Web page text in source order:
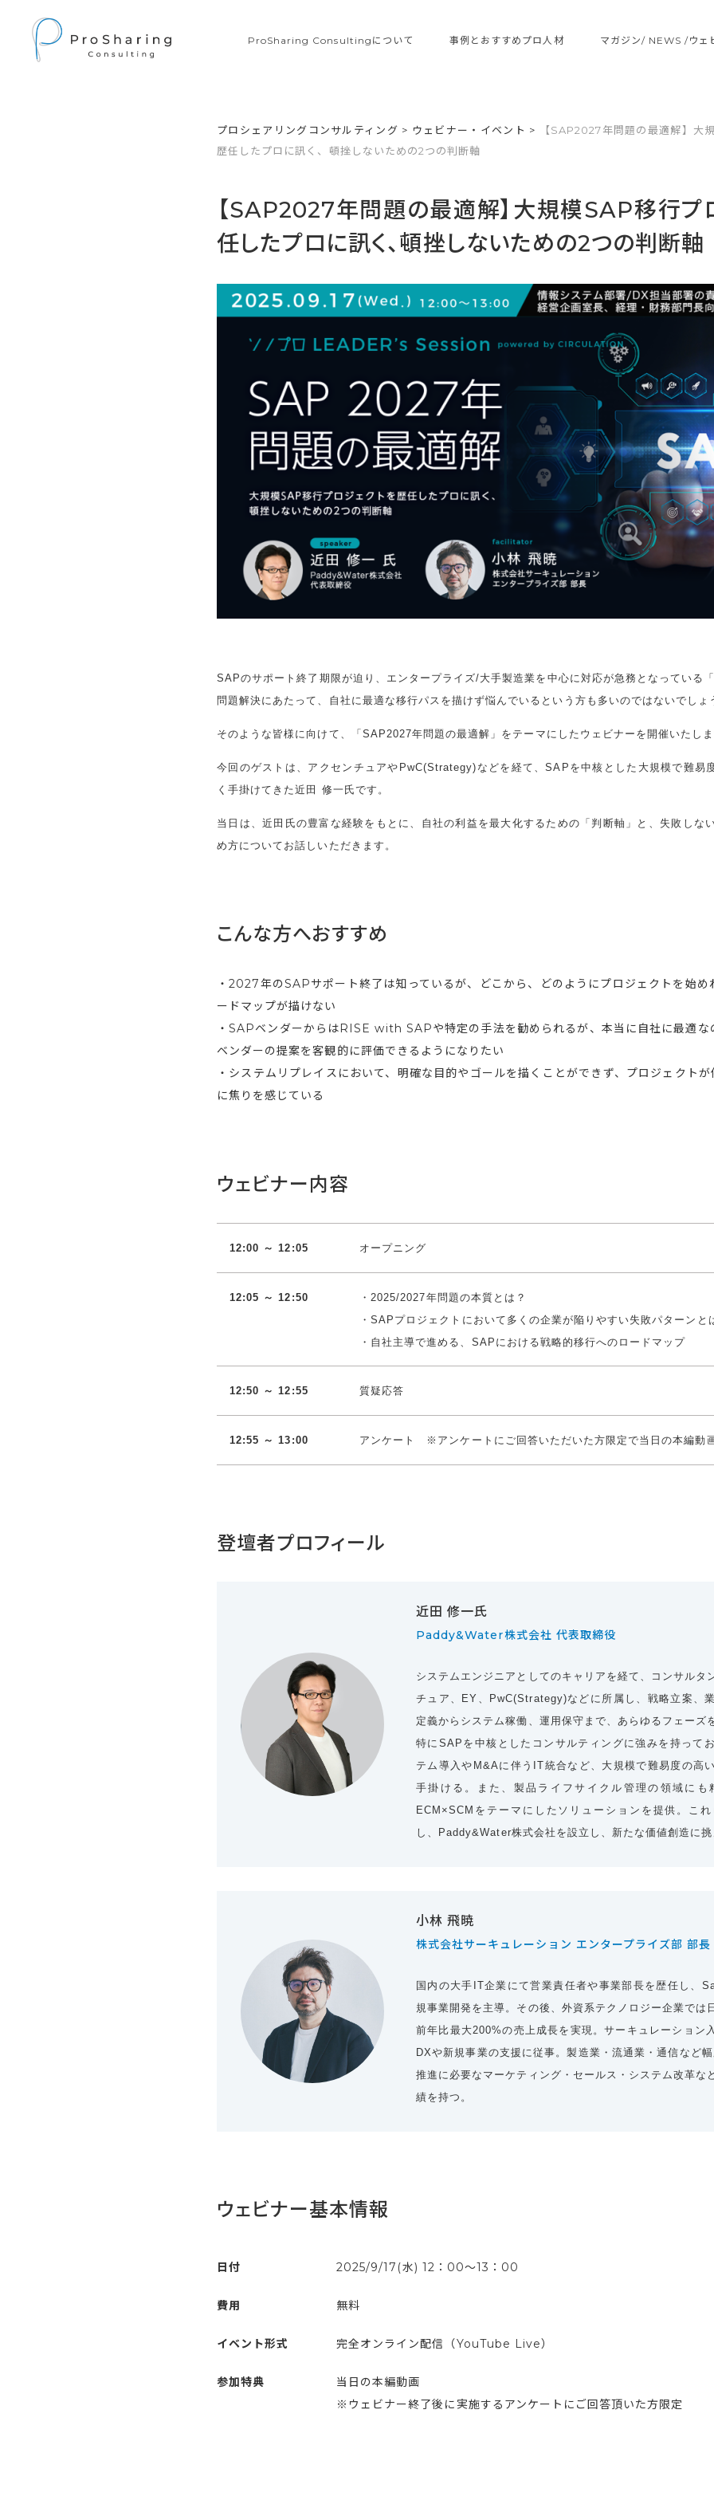
ProSharing Consultingについて 事例とおすすめプロ人材 マガジン/ NEWS /ウェ
プロシェアリングコンサルティング > ウェビナー・イベント >
【SAP2027年問題の最適解】大
歴任したプロに訊く、頓挫しないための2つの判断軸
【SAP2027年問題の最適解】大規模SAP移行プ
任したプロに訊く、頓挫しないための2つの判断軸
SAPのサポート終了期限が迫り、エンタープライズ/大手製造業を中心に対応が急務となっている「
問題解決にあたって、自社に最適な移行パスを描けず悩んでいるという方も多いのではないでしょ
そのような皆様に向けて、「SAP2027年問題の最適解」をテーマにしたウェビナーを開催いたしま
今回のゲストは、アクセンチュアやPwC(Strategy)などを経て、SAPを中核とした大規模で難易
く手掛けてきた近田 修一氏です。
当日は、近田氏の豊富な経験をもとに、自社の利益を最大化するための「判断軸」と、失敗しな
め方についてお話しいただきます。
こんな方へおすすめ
・2027年のSAPサポート終了は知っているが、どこから、どのようにプロジェクトを始め
ードマップが描けない
・SAPベンダーからはRISE with SAPや特定の手法を勧められるが、本当に自社に最適な
ベンダーの提案を客観的に評価できるようになりたい
・システムリプレイスにおいて、明確な目的やゴールを描くことができず、プロジェクト
に焦りを感じている
ウェビナー内容
12:00 ～ 12:05 オープニング
12:05 ～ 12:50
・2025/2027年問題の本質とは？
・SAPプロジェクトにおいて多くの企業が陥りやすい失敗パターンと
・自社主導で進める、SAPにおける戦略的移行へのロードマップ
12:50 ～ 12:55 質疑応答
12:55 ～ 13:00 アンケート ※アンケートにご回答いただいた方限定で当日の本編動
登壇者プロフィール
近田 修一氏
Paddy&Water株式会社 代表取締役
システムエンジニアとしてのキャリアを経て、コンサルタ
チュア、EY、PwC(Strategy)などに所属し、戦略立案、
定義からシステム稼働、運用保守まで、あらゆるフェーズ
特にSAPを中核としたコンサルティングに強みを持って
テム導入やM&Aに伴うIT統合など、大規模で難易度の高
手掛ける。また、製品ライフサイクル管理の領域にも
ECM×SCMをテーマにしたソリューションを提供。こ
し、Paddy&Water株式会社を設立し、新たな価値創造に挑
小林 飛暁
株式会社サーキュレーション エンタープライズ部 部長
国内の大手IT企業にて営業責任者や事業部長を歴任し、
規事業開発を主導。その後、外資系テクノロジー企業では
前年比最大200%の売上成長を実現。サーキュレーション
DXや新規事業の支援に従事。製造業・流通業・通信など
推進に必要なマーケティング・セールス・システム改革な
績を持つ。
ウェビナー基本情報
日付 2025/9/17(水) 12：00〜13：00
費用 無料
イベント形式 完全オンライン配信（YouTube Live）
参加特典
当日の本編動画
※ウェビナー終了後に実施するアンケートにご回答頂いた方限定